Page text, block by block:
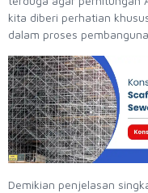
kita diberi perhatian
dalam proses
Demikian penjelasan